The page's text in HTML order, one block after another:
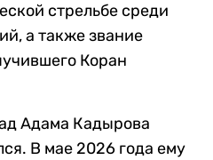
стрельбе среди
а также звание
Коран
Адама Кадырова
В мае 2026 года ему